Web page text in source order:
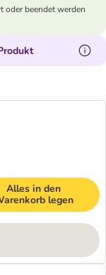
oder beendet werden
Alles in den
legen